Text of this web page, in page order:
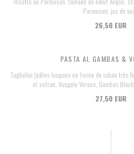
Parmesan, jus de
26,50 EUR
PASTA AL GAMBAS &
Tagliolini (pâtes longues en forme de ruban très
et safran, Vongole Verace, Gambas
27,50 EUR